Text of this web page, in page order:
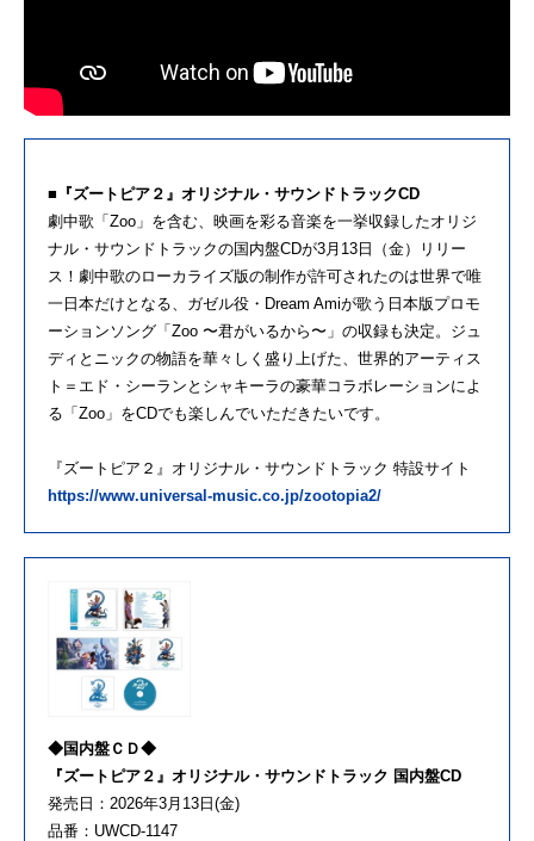
■『ズートピア２』オリジナル・サウンドトラックCD
劇中歌「Zoo」を含む、映画を彩る音楽を一挙収録したオリジ
ナル・サウンドトラックの国内盤CDが3月13日（金）リリー
ス！劇中歌のローカライズ版の制作が許可されたのは世界で唯
一日本だけとなる、ガゼル役・Dream Amiが歌う日本版プロモ
ーションソング「Zoo 〜君がいるから〜」の収録も決定。ジュ
ディとニックの物語を華々しく盛り上げた、世界的アーティス
ト＝エド・シーランとシャキーラの豪華コラボレーションによ
る「Zoo」をCDでも楽しんでいただきたいです。
『ズートピア２』オリジナル・サウンドトラック 特設サイト
https://www.universal-music.co.jp/zootopia2/
◆国内盤ＣＤ◆
『ズートピア２』オリジナル・サウンドトラック 国内盤CD
発売日：2026年3月13日(金)
品番：UWCD-1147